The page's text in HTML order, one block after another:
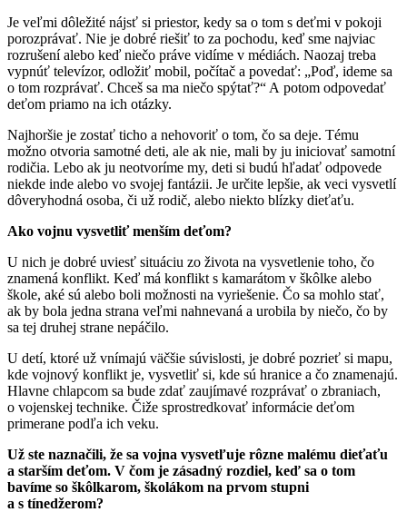
Je veľmi dôležité nájsť si priestor, kedy sa o tom s deťmi v pokoji
porozprávať. Nie je dobré riešiť to za pochodu, keď sme najviac
rozrušení alebo keď niečo práve vidíme v médiách. Naozaj treba
vypnúť televízor, odložiť mobil, počítač a povedať: „Poď, ideme sa
o tom rozprávať. Chceš sa ma niečo spýtať?“ A potom odpovedať
deťom priamo na ich otázky.
Najhoršie je zostať ticho a nehovoriť o tom, čo sa deje. Tému
možno otvoria samotné deti, ale ak nie, mali by ju iniciovať samotní
rodičia. Lebo ak ju neotvoríme my, deti si budú hľadať odpovede
niekde inde alebo vo svojej fantázii. Je určite lepšie, ak veci vysvetlí
dôveryhodná osoba, či už rodič, alebo niekto blízky dieťaťu.
Ako vojnu vysvetliť menším deťom?
U nich je dobré uviesť situáciu zo života na vysvetlenie toho, čo
znamená konflikt. Keď má konflikt s kamarátom v škôlke alebo
škole, aké sú alebo boli možnosti na vyriešenie. Čo sa mohlo stať,
ak by bola jedna strana veľmi nahnevaná a urobila by niečo, čo by
sa tej druhej strane nepáčilo.
U detí, ktoré už vnímajú väčšie súvislosti, je dobré pozrieť si mapu,
kde vojnový konflikt je, vysvetliť si, kde sú hranice a čo znamenajú.
Hlavne chlapcom sa bude zdať zaujímavé rozprávať o zbraniach,
o vojenskej technike. Čiže sprostredkovať informácie deťom
primerane podľa ich veku.
Už ste naznačili, že sa vojna vysvetľuje rôzne malému dieťaťu
a starším deťom. V čom je zásadný rozdiel, keď sa o tom
bavíme so škôlkarom, školákom na prvom stupni
a s tínedžerom?